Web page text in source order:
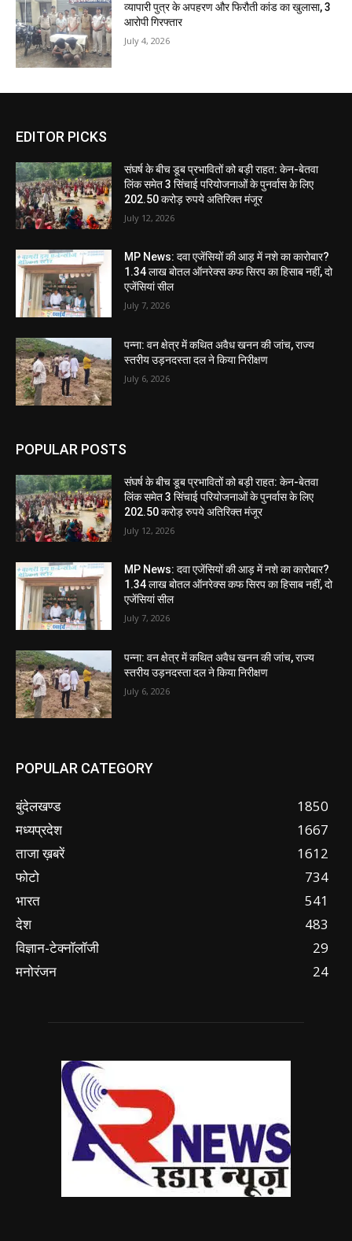
व्यापारी पुत्र के अपहरण और फिरौती कांड का खुलासा, 3
आरोपी गिरफ्तार
July 4, 2026
EDITOR PICKS
संघर्ष के बीच डूब प्रभावितों को बड़ी राहत: केन-बेतवा
लिंक समेत 3 सिंचाई परियोजनाओं के पुनर्वास के लिए
202.50 करोड़ रुपये अतिरिक्त मंजूर
July 12, 2026
MP News: दवा एजेंसियों की आड़ में नशे का कारोबार?
1.34 लाख बोतल ऑनरेक्स कफ सिरप का हिसाब नहीं, दो
एजेंसियां सील
July 7, 2026
पन्ना: वन क्षेत्र में कथित अवैध खनन की जांच, राज्य
स्तरीय उड़नदस्ता दल ने किया निरीक्षण
July 6, 2026
POPULAR POSTS
संघर्ष के बीच डूब प्रभावितों को बड़ी राहत: केन-बेतवा
लिंक समेत 3 सिंचाई परियोजनाओं के पुनर्वास के लिए
202.50 करोड़ रुपये अतिरिक्त मंजूर
July 12, 2026
MP News: दवा एजेंसियों की आड़ में नशे का कारोबार?
1.34 लाख बोतल ऑनरेक्स कफ सिरप का हिसाब नहीं, दो
एजेंसियां सील
July 7, 2026
पन्ना: वन क्षेत्र में कथित अवैध खनन की जांच, राज्य
स्तरीय उड़नदस्ता दल ने किया निरीक्षण
July 6, 2026
POPULAR CATEGORY
बुंदेलखण्ड
1850
मध्यप्रदेश
1667
ताजा ख़बरें
1612
फोटो
734
भारत
541
देश
483
विज्ञान-टेक्नॉलॉजी
29
मनोरंजन
24